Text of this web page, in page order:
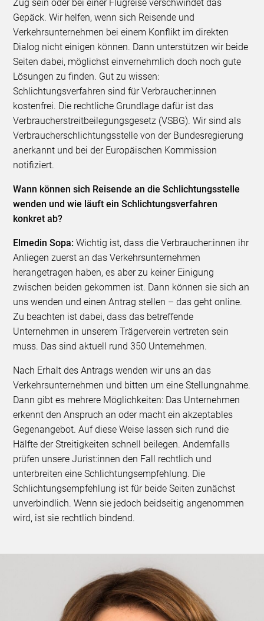
Zug sein oder bei einer Flugreise verschwindet das
Gepäck. Wir helfen, wenn sich Reisende und
Verkehrsunternehmen bei einem Konflikt im direkten
Dialog nicht einigen können. Dann unterstützen wir beide
Seiten dabei, möglichst einvernehmlich doch noch gute
Lösungen zu finden. Gut zu wissen:
Schlichtungsverfahren sind für Verbraucher:innen
kostenfrei. Die rechtliche Grundlage dafür ist das
Verbraucherstreitbeilegungsgesetz (VSBG). Wir sind als
Verbraucherschlichtungsstelle von der Bundesregierung
anerkannt und bei der Europäischen Kommission
notifiziert.
Wann können sich Reisende an die Schlichtungsstelle
wenden und wie läuft ein Schlichtungsverfahren
konkret ab?
Elmedin Sopa:Wichtig ist, dass die Verbraucher:innen ihr
Anliegen zuerst an das Verkehrsunternehmen
herangetragen haben, es aber zu keiner Einigung
zwischen beiden gekommen ist. Dann können sie sich an
uns wenden und einen Antrag stellen – das geht online.
Zu beachten ist dabei, dass das betreffende
Unternehmen in unserem Trägerverein vertreten sein
muss. Das sind aktuell rund 350 Unternehmen.
Nach Erhalt des Antrags wenden wir uns an das
Verkehrsunternehmen und bitten um eine Stellungnahme.
Dann gibt es mehrere Möglichkeiten: Das Unternehmen
erkennt den Anspruch an oder macht ein akzeptables
Gegenangebot. Auf diese Weise lassen sich rund die
Hälfte der Streitigkeiten schnell beilegen. Andernfalls
prüfen unsere Jurist:innen den Fall rechtlich und
unterbreiten eine Schlichtungsempfehlung. Die
Schlichtungsempfehlung ist für beide Seiten zunächst
unverbindlich. Wenn sie jedoch beidseitig angenommen
wird, ist sie rechtlich bindend.